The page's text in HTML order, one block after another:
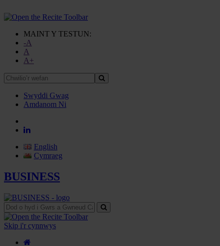
MAINT Y TESTUN:
-A
A
A+
Chwilio’r
wefan
Swyddi Gwag
Amdanom Ni
English
Cymraeg
BUSINESS
Dod
o
hyd
Gwrs
Skip i'r cynnwys